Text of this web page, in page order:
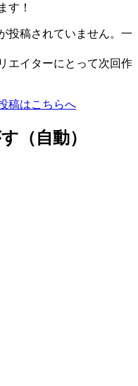
す！
投稿されていません。一
エイターにとって次回作
稿はこちらへ
（自動）